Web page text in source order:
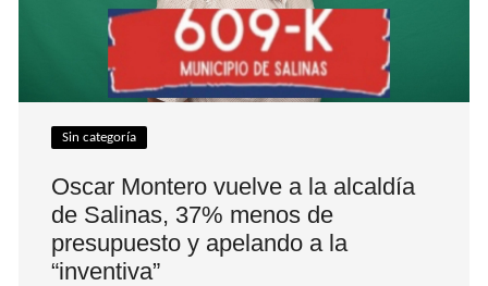
Sin categoría
Oscar Montero vuelve a la alcaldía
de Salinas, 37% menos de
presupuesto y apelando a la
“inventiva”